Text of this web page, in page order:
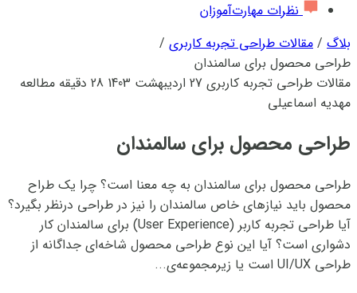
نظرات مهارت‌آموزان
بلاگ / مقالات طراحی تجربه کاربری /
طراحی محصول برای سالمندان
مقالات طراحی تجربه کاربری 27 اردیبهشت 1403
28 دقیقه مطالعه
مهدیه اسماعیلی
طراحی محصول برای سالمندان
طراحی محصول برای سالمندان به چه معنا است؟ چرا یک طراح
محصول باید نیازهای خاص سالمندان را نیز در طراحی درنظر بگیرد؟
آیا طراحی تجربه کاربر (User Experience) برای سالمندان کار
دشواری است؟ آیا این نوع طراحی محصول شاخه‌ای جداگانه از
طراحی UI/UX است یا زیرمجموعه‌ی...